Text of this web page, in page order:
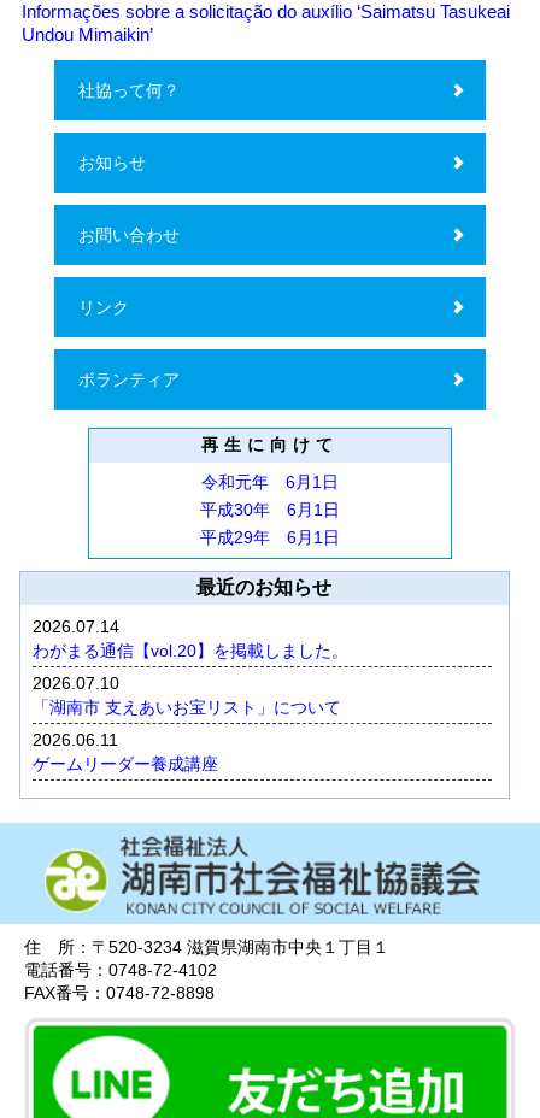
Informações sobre a solicitação do auxílio ‘Saimatsu Tasukeai
Undou Mimaikin’
2025年11月19日
歳末たすけあい運動見舞金申請に関するご案内
2025年11月19日
広報誌 ふくしの輪 第57号を掲載しました。
2025年09月29日
Aos interessados em solicitar
令和7年度 歳末たすけあい運動 見舞金申請について
社協って何？
お知らせ
お問い合わせ
リンク
ボランティア
再生に向けて
令和元年 6月1日
平成30年 6月1日
平成29年 6月1日
最近のお知らせ
2026.07.14
わがまる通信【vol.20】を掲載しました。
2026.07.10
「湖南市 支えあいお宝リスト」について
2026.06.11
ゲームリーダー養成講座
2026.06.11
ボランティアきっかけづくり講座 「指先美人になりましょ
う～心も体も生き生きと～」
2026.06.11
ボラ活トライDAY 小学生版・中高生版
窓口受付時間が変更となります。
2026.05.25
ます！
2026.05.21
出前マジック講座
住 所：〒520-3234 滋賀県湖南市中央１丁目１
電話番号：0748-72-4102
FAX番号：0748-72-8898